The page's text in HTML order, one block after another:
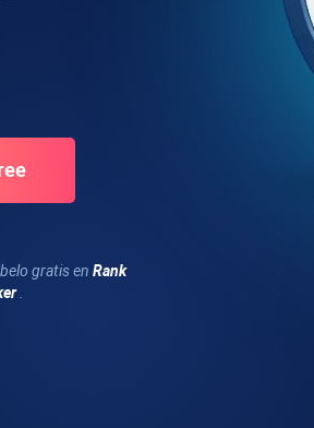
gratis en Rank
.